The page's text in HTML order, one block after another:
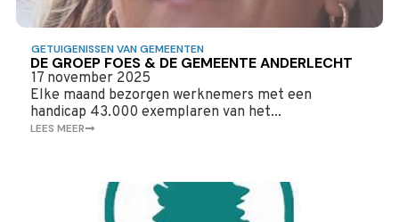
GETUIGENISSEN VAN GEMEENTEN
DE GROEP FOES & DE GEMEENTE ANDERLECHT
17 november 2025
Elke maand bezorgen werknemers met een
handicap 43.000 exemplaren van het...
LEES MEER